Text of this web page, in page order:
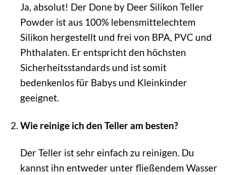
Ja, absolut! Der Done by Deer Silikon Teller
Powder ist aus 100% lebensmittelechtem
Silikon hergestellt und frei von BPA, PVC und
Phthalaten. Er entspricht den höchsten
Sicherheitsstandards und ist somit
bedenkenlos für Babys und Kleinkinder
geeignet.
Wie reinige ich den Teller am besten?
Der Teller ist sehr einfach zu reinigen. Du
kannst ihn entweder unter fließendem Wasser